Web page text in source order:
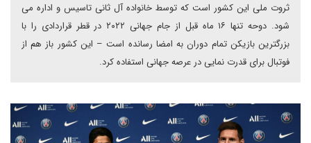
ثروت ملی این کشور است که توسط خانواده آل ثانی تاسیس و اداره می
شود. دوحه تنها ۱۶ ماه قبل از جام جهانی ۲۰۲۲ در قطر قراردادی را با
بزرگترین بازیکن تمام دوران به امضا رسانده است – این کشور باز هم از
فوتبال برای قدرت نمایی در عرصه جهانی استفاده کرد.